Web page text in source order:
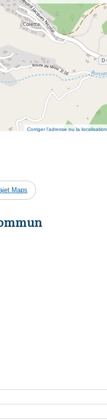
Corriger l’adresse ou la localisation
Maps